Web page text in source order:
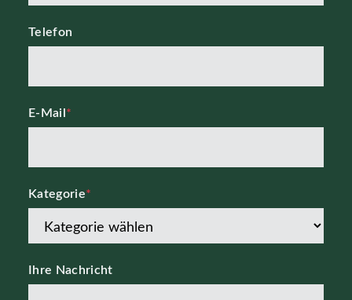
Telefon
E-Mail *
Kategorie*
Ihre Nachricht